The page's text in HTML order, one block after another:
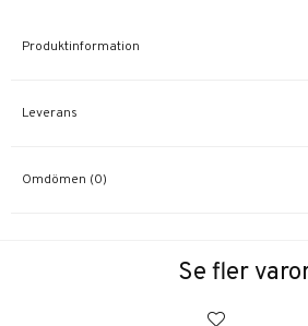
Produktinformation
Leverans
Omdömen (0)
Se fler